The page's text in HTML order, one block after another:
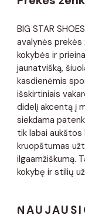
BIG STAR
avalynės prekės
kokybės ir
jaunatvišką,
kasdienėmis
išskirtiniais
didelį akcentą į
siekdama
tik labai aukštos
kruopštumas
ilgaamžiškumą.
kokybę ir stilių